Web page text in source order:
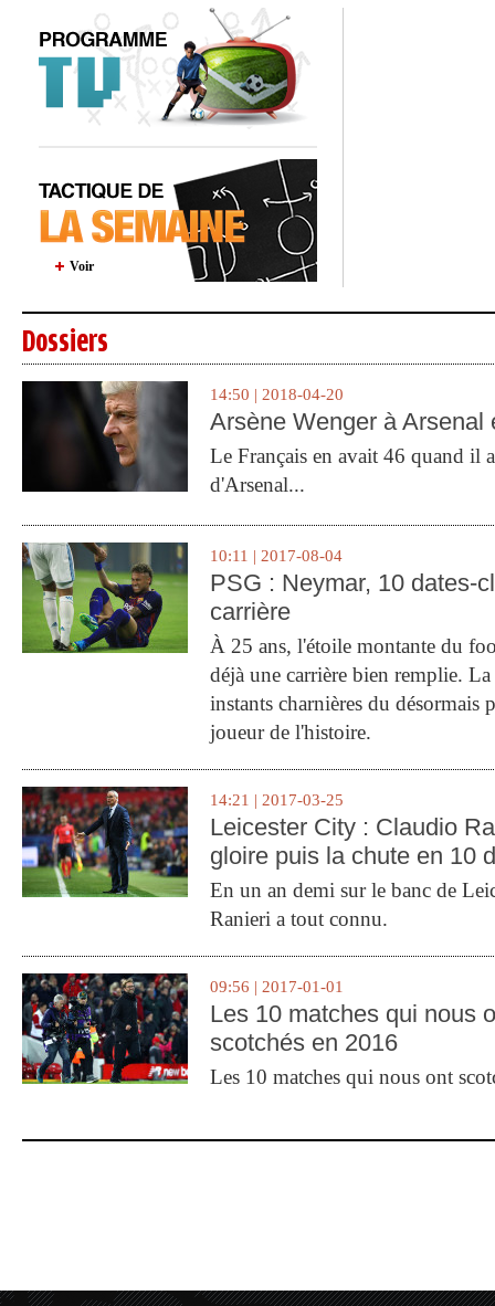
Voir
Dossiers
14:50 | 2018-04-20
Arsène Wenger à Arsenal
Le Français en avait 46 quand il
d'Arsenal...
10:11 | 2017-08-04
PSG : Neymar, 10 dates-
carrière
À 25 ans, l'étoile montante du
déjà une carrière bien remplie.
instants charnières du désormais
joueur de l'histoire.
14:21 | 2017-03-25
Leicester City : Claudio
gloire puis la chute en 10
En un an demi sur le banc de
Ranieri a tout connu.
09:56 | 2017-01-01
Les 10 matches qui nous
scotchés en 2016
Les 10 matches qui nous ont